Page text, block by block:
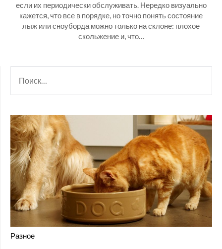
если их периодически обслуживать. Нередко визуально
кажется, что все в порядке, но точно понять состояние
лыж или сноуборда можно только на склоне: плохое
скольжение и, что…
Разное